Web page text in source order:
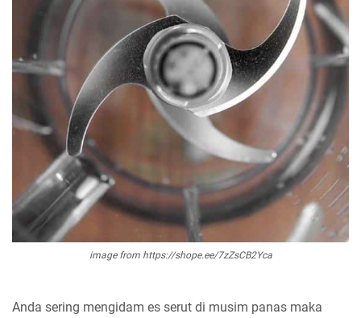
image from https://shope.ee/7zZsCB2Yca
Anda sering mengidam es serut di musim panas maka